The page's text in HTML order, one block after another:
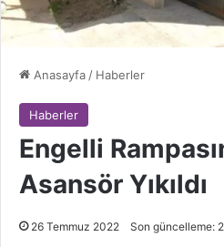
Anasayfa / Haberler
Haberler
Engelli
Asansör Yıkıldı
26 Temmuz 2022 Son güncelleme: